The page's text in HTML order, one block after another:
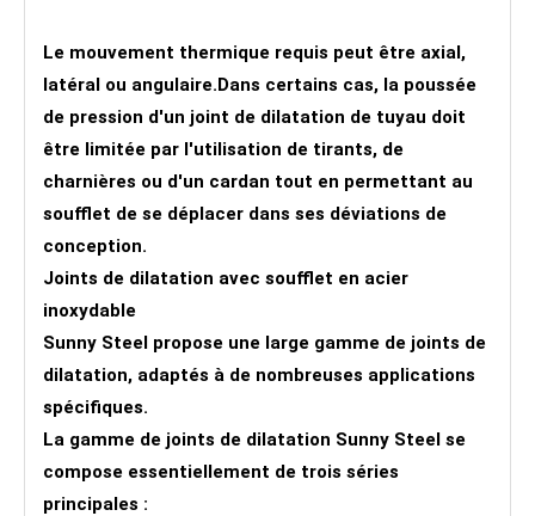
Le mouvement thermique requis peut être axial,
latéral ou angulaire.Dans certains cas, la poussée
de pression d'un joint de dilatation de tuyau doit
être limitée par l'utilisation de tirants, de
charnières ou d'un cardan tout en permettant au
soufflet de se déplacer dans ses déviations de
conception.
Joints de dilatation avec soufflet en acier
inoxydable
Sunny Steel propose une large gamme de joints de
dilatation, adaptés à de nombreuses applications
spécifiques.
La gamme de joints de dilatation Sunny Steel se
compose essentiellement de trois séries
principales :